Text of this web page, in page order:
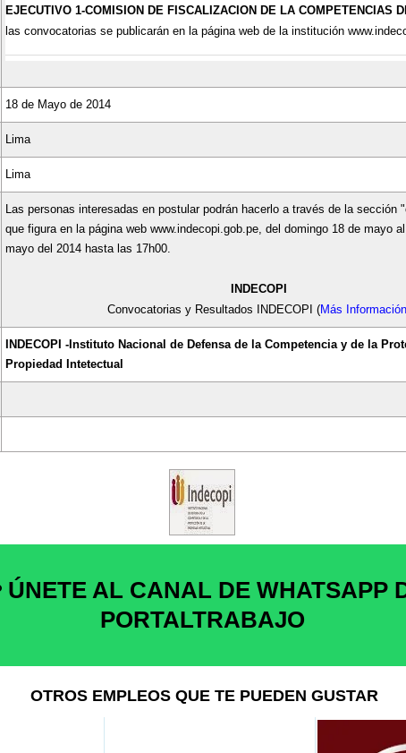
EJECUTIVO 1-COMISION DE FISCALIZACION DE LA COMPETENCIAS
las convocatorias se publicarán en la página web de la institución
18 de Mayo de 2014
Lima
Lima
Las personas interesadas en postular podrán hacerlo a través de la sección
que figura en la página web www.indecopi.gob.pe, del domingo 18 de mayo
mayo del 2014 hasta las 17h00.
INDECOPI
Convocatorias y Resultados INDECOPI (Más Información
INDECOPI -Instituto Nacional de Defensa de la Competencia y de la
Propiedad Intetectual
ÚNETE AL CANAL DE WHATSAPP
PORTALTRABAJO
OTROS EMPLEOS QUE TE PUEDEN GUSTAR